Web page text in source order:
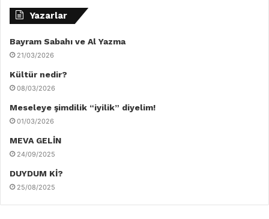
Yazarlar
Bayram Sabahı ve Al Yazma
21/03/2026
Kültür nedir?
08/03/2026
Meseleye şimdilik “iyilik” diyelim!
01/03/2026
MEVA GELİN
24/09/2025
DUYDUM Kİ?
25/08/2025